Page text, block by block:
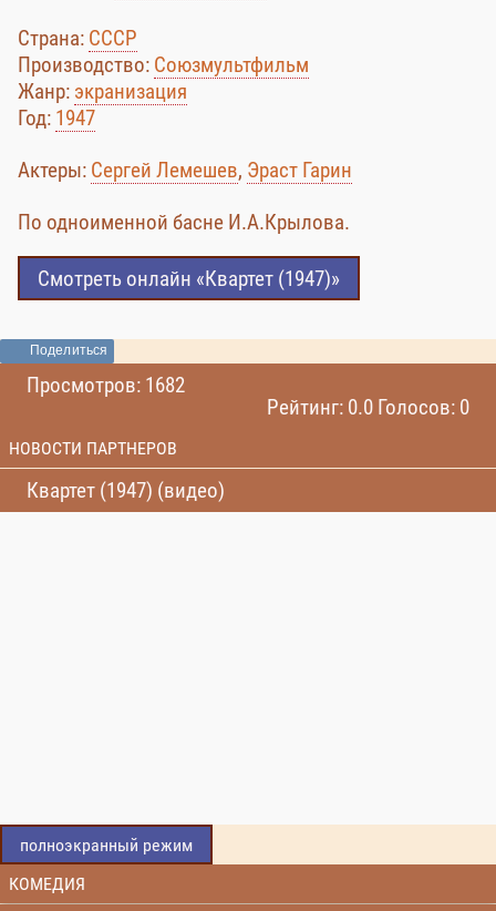
Страна: СССР
Производство: Союзмультфильм
Жанр: экранизация
Год: 1947
Актеры: Сергей Лемешев, Эраст Гарин
По одноименной басне И.А.Крылова.
Смотреть онлайн «Квартет (1947)»
Поделиться
Просмотров: 1682
Рейтинг: 0.0 Голосов: 0
НОВОСТИ ПАРТНЕРОВ
Квартет (1947) (видео)
полноэкранный режим
КОМЕДИЯ